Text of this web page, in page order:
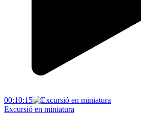
00:10:15
Excursió en miniatura